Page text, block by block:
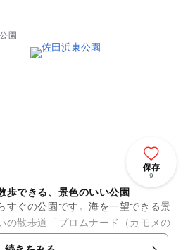
園
保存
9
歩できる、景色のいい公園
すぐの公園です。海を一望できる景
の散歩道「プロムナード（カモメの
噴水池があ